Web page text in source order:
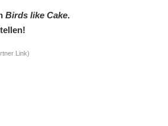
Birds like Cake.
Link)